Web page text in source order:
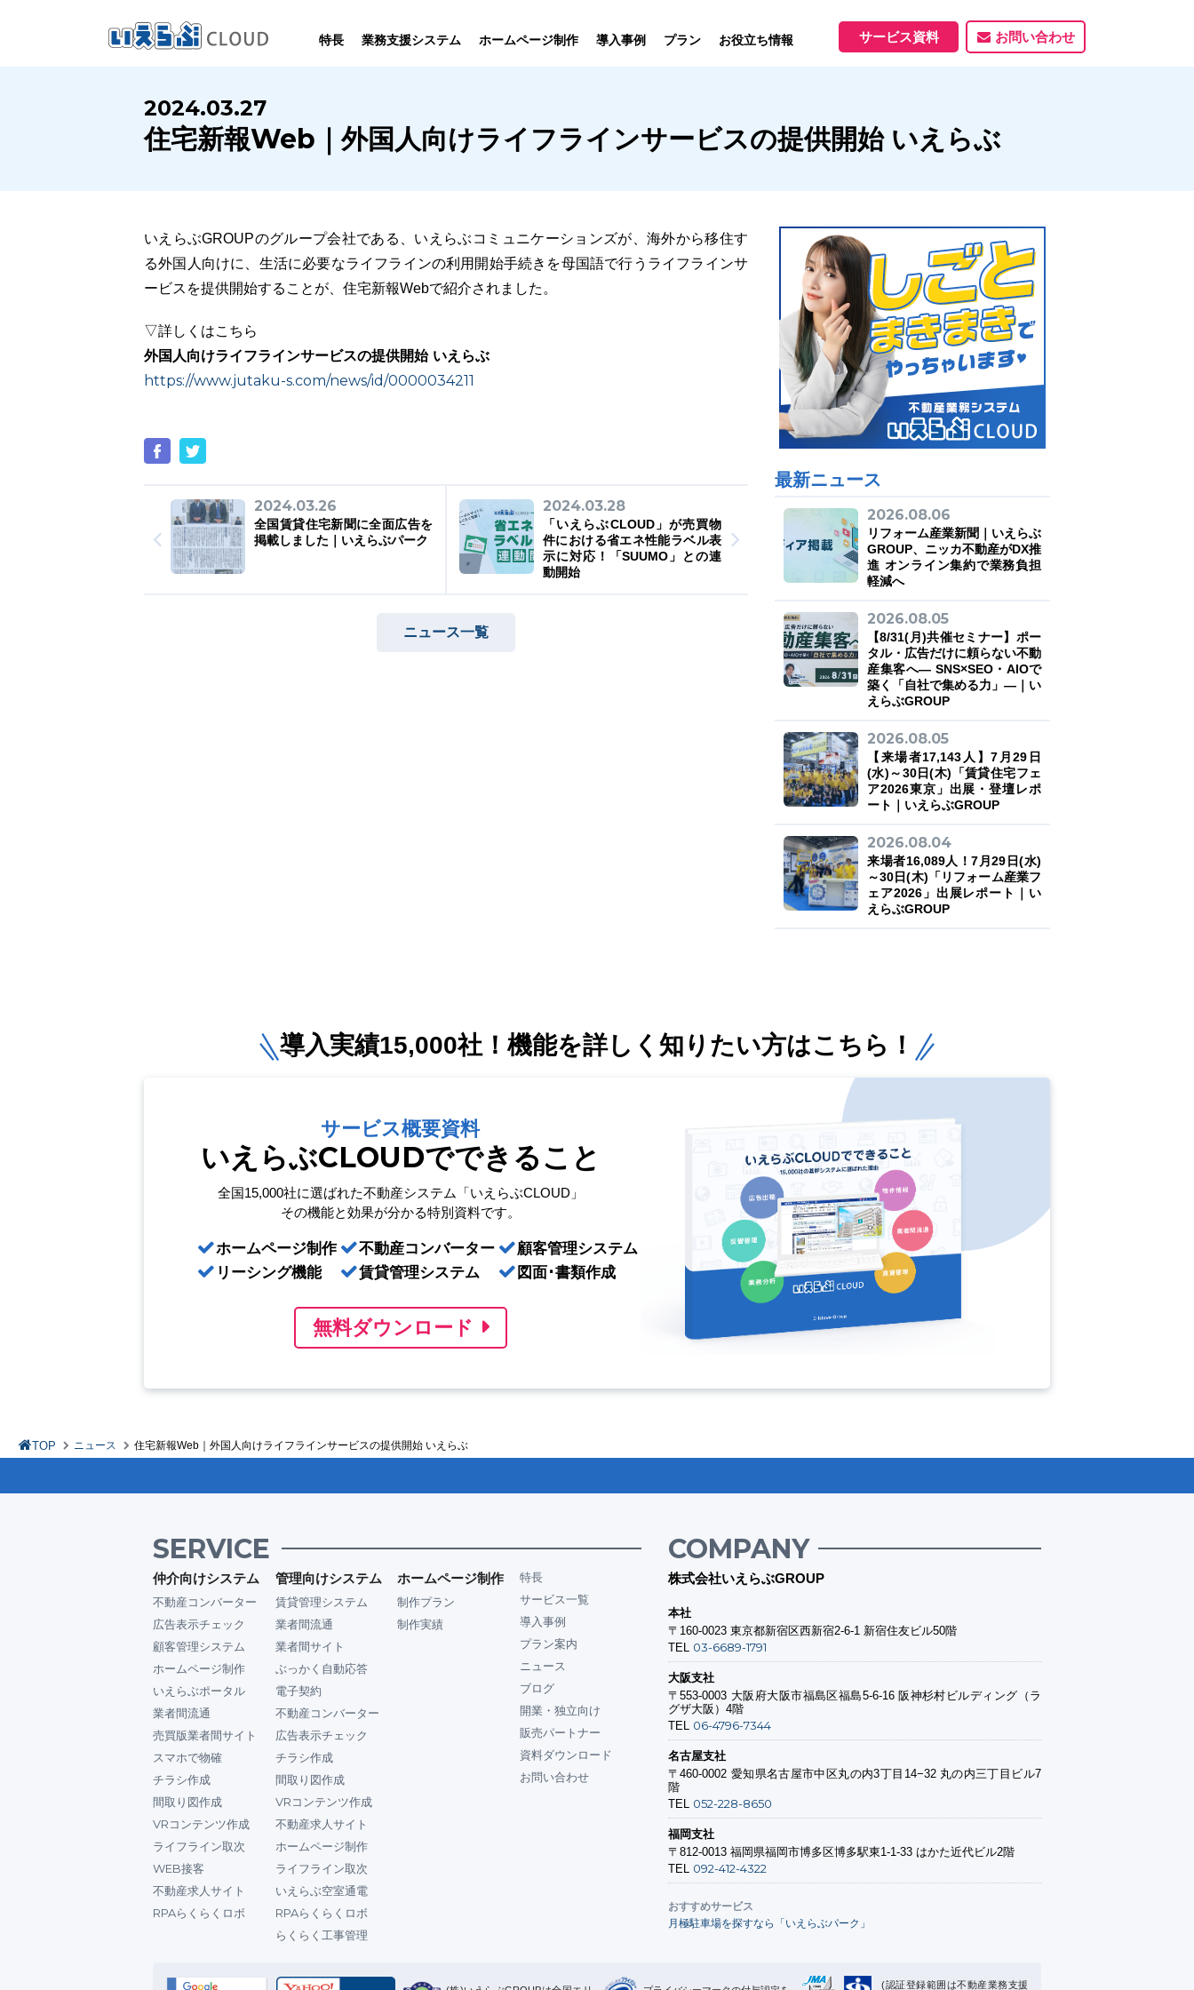
特長 業務支援システム
SYSTEM
いえらぶCLOUDは不動産業務を
幅広く支援しています。
賃貸仲介
業務向け機能 業務向け機能
賃貸管理
業務向け機能
サービス一覧
ホームページ制作
HOMEPAGE
いえらぶは集客用ホームページを
不動産業に特化して制作しています。
制作について
制作の流れ
制作実績
導入事例
PERFORMANCE
いえらぶCLOUDを実際にご利用の
お客様の声と制作実績のご紹介です。
ユーザーインタビュー ホームページ制作実績
プラン お役立ち情報
INFORMATION
いえらぶCLOUDや不動産業界に関する
ニュース･ノウハウをお伝えします。
ニュース一覧 お役立ちブログ 資料ダウンロード
サービス資料 お問い合わせ
2024.03.27
住宅新報Web｜外国人向けライフラインサービスの提供開始 いえらぶ
いえらぶGROUPのグループ会社である、いえらぶコミュニケーションズが、海外から移住す
る外国人向けに、生活に必要なライフラインの利用開始手続きを母国語で行うライフラインサ
ービスを提供開始することが、住宅新報Webで紹介されました。
▽詳しくはこちら
外国人向けライフラインサービスの提供開始 いえらぶ
https://www.jutaku-s.com/news/id/0000034211
2024.03.26
全国賃貸住宅新聞に全面広告を
掲載しました｜いえらぶパーク
2024.03.28
「いえらぶCLOUD」が売買物
件における省エネ性能ラベル表
示に対応！「SUUMO」との連
動開始
ニュース一覧
最新ニュース
2026.08.06
リフォーム産業新聞｜いえらぶ
GROUP、ニッカ不動産がDX推
進 オンライン集約で業務負担
軽減へ
2026.08.05
【8/31(月)共催セミナー】ポー
タル・広告だけに頼らない不動
産集客へ― SNS×SEO・AIOで
築く「自社で集める力」―｜い
えらぶGROUP
2026.08.05
【来場者17,143人】7月29日
(水)～30日(木)「賃貸住宅フェ
ア2026東京」出展・登壇レポ
ート｜いえらぶGROUP
2026.08.04
来場者16,089人！7月29日(水)
～30日(木)「リフォーム産業フ
ェア2026」出展レポート｜い
えらぶGROUP
導入実績15,000社！ 機能を詳しく知りたい方はこちら！
サービス概要資料
いえらぶCLOUDでできること
全国15,000社に選ばれた不動産システム「いえらぶCLOUD」
その機能と効果が分かる特別資料です。
ホームページ制作
リーシング機能
不動産コンバーター
賃貸管理システム
顧客管理システム
図面･書類作成
無料ダウンロード
TOP ニュース 住宅新報Web｜外国人向けライフラインサービスの提供開始 いえらぶ
SERVICE
仲介向けシステム
不動産コンバーター
広告表示チェック
顧客管理システム
ホームページ制作
いえらぶポータル
業者間流通
売買版業者間サイト
スマホで物確
チラシ作成
間取り図作成
VRコンテンツ作成
ライフライン取次
WEB接客
不動産求人サイト
RPAらくらくロボ
管理向けシステム
賃貸管理システム
業者間流通
業者間サイト
ぶっかく自動応答
電子契約
不動産コンバーター
広告表示チェック
チラシ作成
間取り図作成
VRコンテンツ作成
不動産求人サイト
ホームページ制作
ライフライン取次
いえらぶ空室通電
RPAらくらくロボ
らくらく工事管理
ホームページ制作
制作プラン
制作実績
特長
サービス一覧
導入事例
プラン案内
ニュース
ブログ
開業・独立向け
販売パートナー
資料ダウンロード
お問い合わせ
COMPANY
株式会社いえらぶGROUP
本社
〒160-0023 東京都新宿区西新宿2-6-1 新宿住友ビル50階
TEL 03-6689-1791
大阪支社
〒553-0003 大阪府大阪市福島区福島5-6-16 阪神杉村ビルディング（ラ
グザ大阪）4階
TEL 06-4796-7344
名古屋支社
〒460-0002 愛知県名古屋市中区丸の内3丁目14−32 丸の内三丁目ビル7
階
TEL 052-228-8650
福岡支社
〒812-0013 福岡県福岡市博多区博多駅東1-1-33 はかた近代ビル2階
TEL 092-412-4322
おすすめサービス
月極駐車場を探すなら「いえらぶパーク」
(認証登録範囲は不動産業務支援